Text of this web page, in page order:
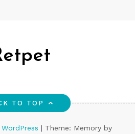
TO TOP
| Theme: Memory by